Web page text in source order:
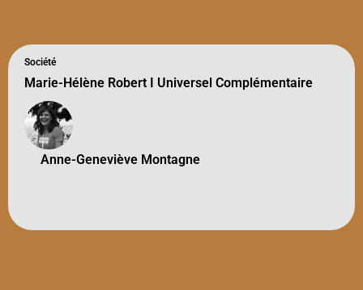
Société
Marie-Hélène Robert I Universel Complémentaire
Anne-Geneviève Montagne